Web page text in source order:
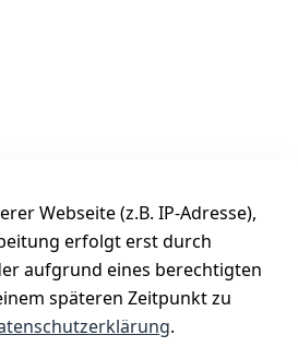
Webseite (z.B. IP-Adresse),
erfolgt erst durch
aufgrund eines berechtigten
späteren Zeitpunkt zu
.
Post